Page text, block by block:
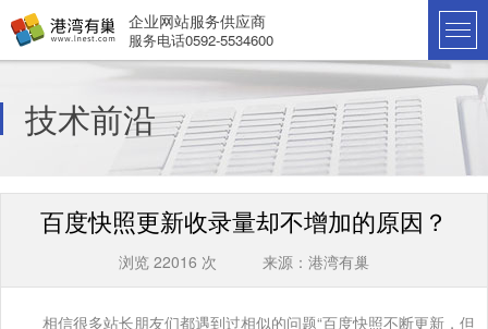
企业网站服务供应商
服务电话0592-5534600
技术前沿
百度快照更新收录量却不增加的原因？
浏览 22016 次 来源：港湾有巢
相信很多站长朋友们都遇到过相似的问题“百度快照不断更新，但